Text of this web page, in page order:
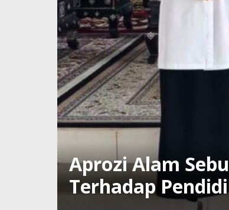
Aprozi Alam
Terhadap